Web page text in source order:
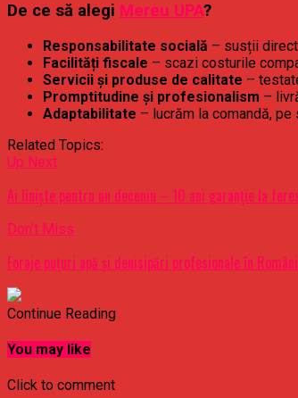
De ce să alegi Mereu UPA?
Responsabilitate socială – susții
Facilități fiscale – scazi costurile
Servicii și produse de calitate –
Promptitudine și profesionalism –
Adaptabilitate – lucrăm la comandă,
Related Topics:
Up Next
Ai liniște pentru un deceniu – 10 ani garanție la
Don't Miss
Foraje puțuri apă și denisipări profesionale în
Continue Reading
You may like
Click to comment